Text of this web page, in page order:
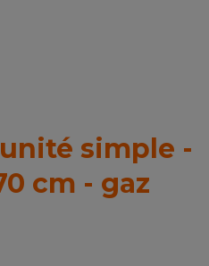
simple -
cm - gaz